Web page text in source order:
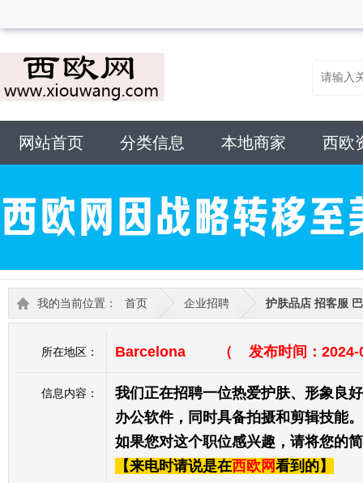
网站首页 分类信息 本地商家 西欧
我的当前位置： 首页 企业招聘 护肤品店 招客服
所在地区： Barcelona （ 发布时间：
信息内容：
我们正在招聘一位热爱护肤、形象良
办公软件，同时具备拍摄和剪辑技能
如果您对这个职位感兴趣，请将您
【来电时请说是在西欧网看到的】